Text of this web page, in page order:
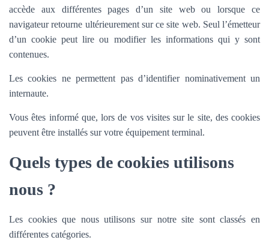
accède aux différentes pages d’un site web ou lorsque ce
navigateur retourne ultérieurement sur ce site web. Seul l’émetteur
d’un cookie peut lire ou modifier les informations qui y sont
contenues.
Les cookies ne permettent pas d’identifier nominativement un
internaute.
Vous êtes informé que, lors de vos visites sur le site, des cookies
peuvent être installés sur votre équipement terminal.
Quels types de cookies utilisons
nous ?
Les cookies que nous utilisons sur notre site sont classés en
différentes catégories.